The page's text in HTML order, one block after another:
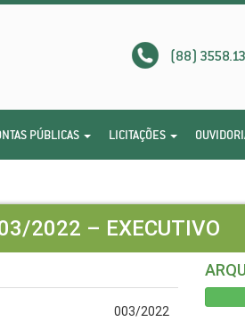
(88)
PÚBLICAS LICITAÇÕES
2022 – EXECUTIVO
003/2022